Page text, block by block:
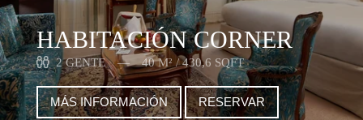
HABITACIÓN CORNER
2 GENTE 40 M² / 430,6 SQFT
MÁS INFORMACIÓN RESERVAR